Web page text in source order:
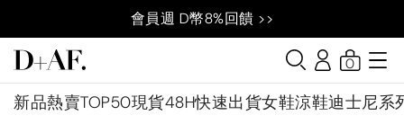
會員週 D幣8%回饋 >>
新品熱賣TOP50現貨48H快速出貨女鞋涼鞋迪士尼系
0